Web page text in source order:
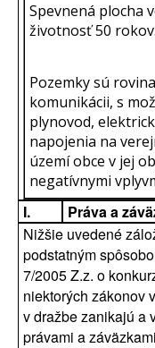
Spevnená plocha
životnosť 50 rokov.
Pozemky sú
komunikácii, s
plynovod,
napojenia na
území obce v jej
negatívnymi
I.
Práva a
Nižšie uvedené
podstatným
7/2005 Z.z. o
niektorých zákonov
v dražbe zanikajú a
právami a